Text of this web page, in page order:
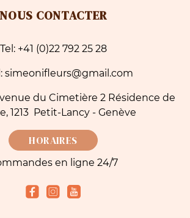
NOUS CONTACTER
Tel: +41 (0)22 792 25 28
simeonifleurs@gmail.com
du Cimetière 2 Résidence de
1213 Petit-Lancy - Genève
HORAIRES
en ligne 24/7